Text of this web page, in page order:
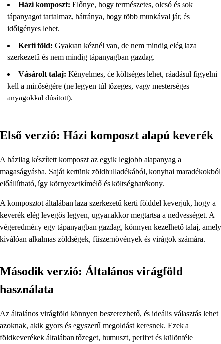
Házi komposzt: Előnye, hogy természetes, olcsó és sok
tápanyagot tartalmaz, hátránya, hogy több munkával jár, és
időigényes lehet.
Kerti föld: Gyakran kéznél van, de nem mindig elég laza
szerkezetű és nem mindig tápanyagban gazdag.
Vásárolt talaj: Kényelmes, de költséges lehet, ráadásul figyelni
kell a minőségére (ne legyen túl tőzeges, vagy mesterséges
anyagokkal dúsított).
Első verzió: Házi komposzt alapú keverék
A házilag készített komposzt az egyik legjobb alapanyag a
magaságyásba. Saját kertünk zöldhulladékából, konyhai maradékokból
előállítható, így környezetkímélő és költséghatékony.
A komposztot általában laza szerkezetű kerti földdel keverjük, hogy a
keverék elég levegős legyen, ugyanakkor megtartsa a nedvességet. A
végeredmény egy tápanyagban gazdag, könnyen kezelhető talaj, amely
kiválóan alkalmas zöldségek, fűszernövények és virágok számára.
Második verzió: Általános virágföld
használata
Az általános virágföld könnyen beszerezhető, és ideális választás lehet
azoknak, akik gyors és egyszerű megoldást keresnek. Ezek a
földkeverékek általában tőzeget, humuszt, perlitet és különféle